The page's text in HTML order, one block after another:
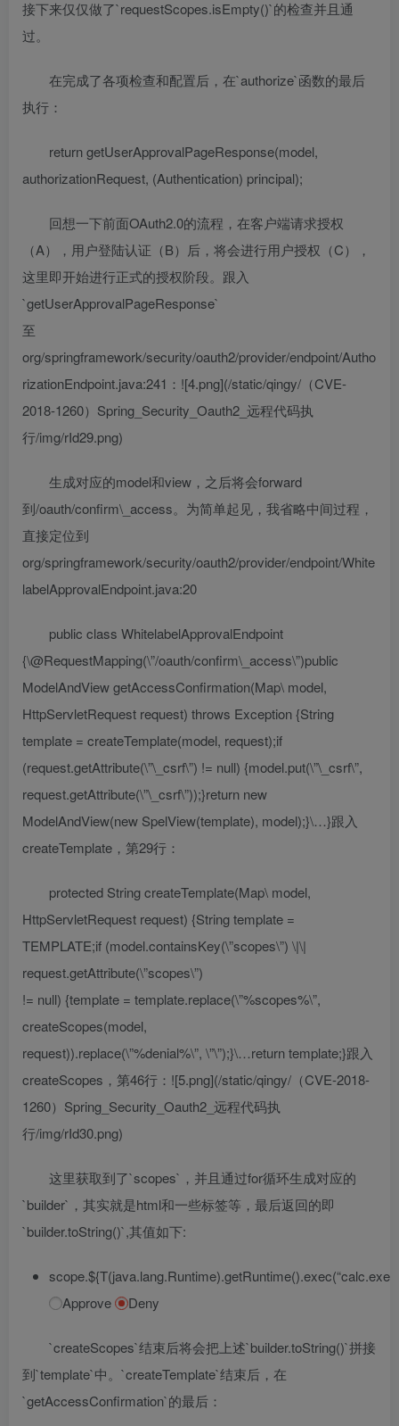
接下来仅仅做了`requestScopes.isEmpty()`的检查并且通
过。
在完成了各项检查和配置后，在`authorize`函数的最后
执行：
return getUserApprovalPageResponse(model,
authorizationRequest, (Authentication) principal);
回想一下前面OAuth2.0的流程，在客户端请求授权
（A），用户登陆认证（B）后，将会进行用户授权（C），
这里即开始进行正式的授权阶段。跟入
`getUserApprovalPageResponse`
至
org/springframework/security/oauth2/provider/endpoint/Autho
rizationEndpoint.java:241：![4.png](/static/qingy/（CVE-
2018-1260）Spring_Security_Oauth2_远程代码执
行/img/rId29.png)
生成对应的model和view，之后将会forward
到/oauth/confirm\_access。为简单起见，我省略中间过程，
直接定位到
org/springframework/security/oauth2/provider/endpoint/White
labelApprovalEndpoint.java:20
public class WhitelabelApprovalEndpoint
{\@RequestMapping(\”/oauth/confirm\_access\”)public
ModelAndView getAccessConfirmation(Map\ model,
HttpServletRequest request) throws Exception {String
template = createTemplate(model, request);if
(request.getAttribute(\”\_csrf\”) != null) {model.put(\”\_csrf\”,
request.getAttribute(\”\_csrf\”));}return new
ModelAndView(new SpelView(template), model);}\…}跟入
createTemplate，第29行：
protected String createTemplate(Map\ model,
HttpServletRequest request) {String template =
TEMPLATE;if (model.containsKey(\”scopes\”) \|\|
request.getAttribute(\”scopes\”)
!= null) {template = template.replace(\”%scopes%\”,
createScopes(model,
request)).replace(\”%denial%\”, \”\”);}\…return template;}跟入
createScopes，第46行：![5.png](/static/qingy/（CVE-2018-
1260）Spring_Security_Oauth2_远程代码执
行/img/rId30.png)
这里获取到了`scopes`，并且通过for循环生成对应的
`builder`，其实就是html和一些标签等，最后返回的即
`builder.toString()`,其值如下:
Approve
Deny
`createScopes`结束后将会把上述`builder.toString()`拼接
到`template`中。`createTemplate`结束后，在
`getAccessConfirmation`的最后：